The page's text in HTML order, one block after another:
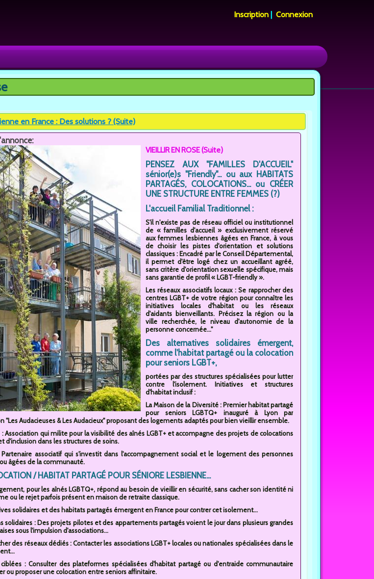
Inscription |Connexion
en France : Des solutions ? (Suite)
VIEILLIR EN ROSE (Suite)
PENSEZ AUX "FAMILLES D'ACCUEIL"
sénior(e)s "Friendly"... ou aux HABITATS
PARTAGÉS, COLOCATIONS... ou CRÉER
UNE STRUCTURE ENTRE FEMMES (?)
L'accueil Familial Traditionnel :
S'il n'existe pas de réseau officiel ou institutionnel
de « familles d'accueil » exclusivement réservé
aux femmes lesbiennes âgées en France, à vous
de choisir les pistes d'orientation et solutions
classiques : Encadré par le Conseil Départemental,
il permet d'être logé chez un accueillant agréé,
sans critère d'orientation sexuelle spécifique, mais
sans garantie de profil « LGBT-friendly ».
Les réseaux associatifs locaux : Se rapprocher des
centres LGBT+ de votre région pour connaître les
initiatives locales d'habitat ou les réseaux
d'aidants bienveillants. Précisez la région ou la
ville recherchée, le niveau d'autonomie de la
personne concernée..."
Des alternatives solidaires émergent,
comme l'habitat partagé ou la colocation
pour seniors LGBT+,
portées par des structures spécialisées pour lutter
contre l'isolement. Initiatives et structures
d'habitat inclusif :
La Maison de la Diversité : Premier habitat partagé
pour seniors LGBTQ+ inauguré à Lyon par
"Les Audacieuses & Les Audacieux" proposant des logements adaptés pour bien vieillir ensemble.
: Association qui milite pour la visibilité des aînés LGBT+ et accompagne des projets de colocations
d'inclusion dans les structures de soins.
Partenaire associatif qui s'investit dans l'accompagnement social et le logement des personnes
âgées de la communauté.
/ HABITAT PARTAGÉ POUR SÉNIORE LESBIENNE...
pour les aînés LGBTQ+, répond au besoin de vieillir en sécurité, sans cacher son identité ni
ou le rejet parfois présent en maison de retraite classique.
solidaires et des habitats partagés émergent en France pour contrer cet isolement...
solidaires : Des projets pilotes et des appartements partagés voient le jour dans plusieurs grandes
sous l'impulsion d'associations...
des réseaux dédiés : Contacter les associations LGBT+ locales ou nationales spécialisées dans le
: Consulter des plateformes spécialisées d'habitat partagé ou d'entraide communautaire
ou proposer une colocation entre seniors affinitaire.